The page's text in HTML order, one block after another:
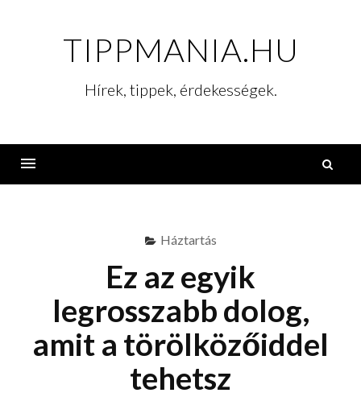
TIPPMANIA.HU
Hírek, tippek, érdekességek.
Háztartás
Ez az egyik
legrosszabb dolog,
amit a törölközőiddel
tehetsz